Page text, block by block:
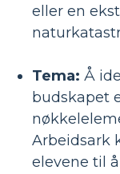
eller en
Tema: Å
budskapet
Arbeidsark
elevene til